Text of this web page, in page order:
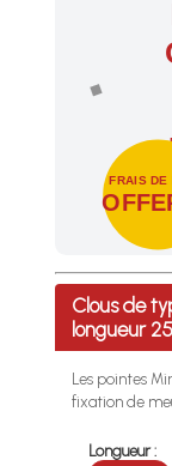
FRAIS DE
Profitez des
Clous de
longueur
Les pointes
fixation de
Longueur :